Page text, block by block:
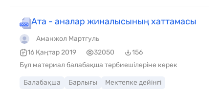
Ата - аналар жиналысының хаттамасы
Аманжол Мартгуль
16 Қаңтар 2019
32050
156
Бұл материал балабақша тәрбиешілеріне керек
Балабақша Барлығы Мектепке дейінгі